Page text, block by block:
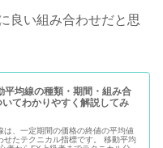
良い組み合わせだと思
平均線の種類・期間・組み合
てわかりやすく解説してみ
は、一定期間の価格の終値の平均値
せたテクニカル指標です。 移動平均